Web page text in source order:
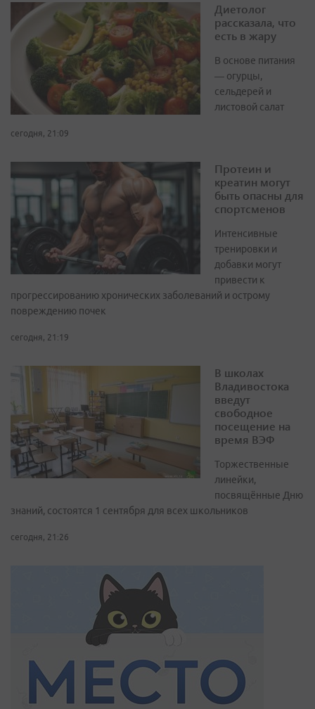
Диетолог
рассказала, что
есть в жару
В основе питания
— огурцы,
сельдерей и
листовой салат
сегодня, 21:09
Протеин и
креатин могут
быть опасны для
спортсменов
Интенсивные
тренировки и
добавки могут
привести к
прогрессированию хронических заболеваний и острому
повреждению почек
сегодня, 21:19
В школах
Владивостока
введут
свободное
посещение на
время ВЭФ
Торжественные
линейки,
посвящённые Дню
знаний, состоятся 1 сентября для всех школьников
сегодня, 21:26